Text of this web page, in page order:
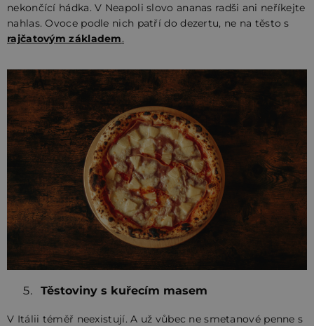
nekončící hádka. V Neapoli slovo ananas radši ani neříkejte
nahlas. Ovoce podle nich patří do dezertu, ne na těsto s
rajčatovým základem.
Těstoviny s kuřecím masem
V Itálii téměř neexistují. A už vůbec ne smetanové penne s